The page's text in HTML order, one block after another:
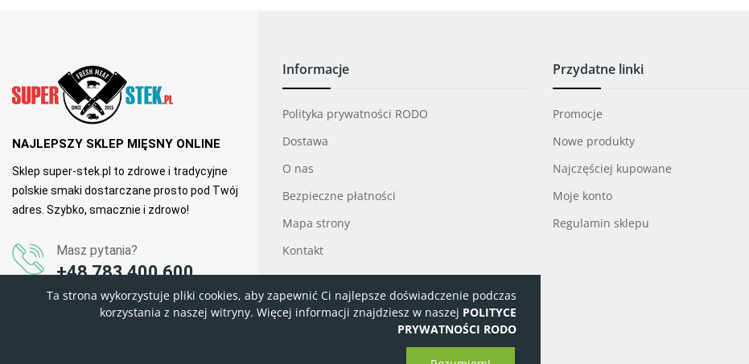
NAJLEPSZY SKLEP MIĘSNY ONLINE
Sklep super-stek.pl to zdrowe i tradycyjne
polskie smaki dostarczane prosto pod Twój
adres. Szybko, smacznie i zdrowo!
Masz pytania?
+48 783 400 600
Informacje
Polityka prywatności RODO
Dostawa
O nas
Bezpieczne płatności
Mapa strony
Kontakt
Przydatne linki
Promocje
Nowe produkty
Najczęściej kupowane
Moje konto
Regulamin sklepu
Ta strona wykorzystuje pliki cookies, aby zapewnić Ci najlepsze doświadczenie podczas
korzystania z naszej witryny. Więcej informacji znajdziesz w naszej POLITYCE
PRYWATNOŚCI RODO